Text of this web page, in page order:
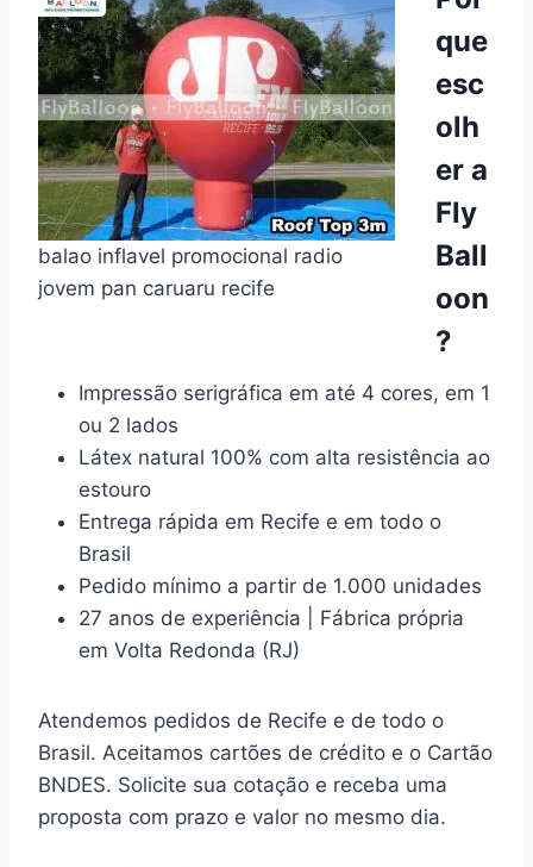
balao inflavel promocional radio
jovem pan caruaru recife
que
esc
olh
er a
Fly
Ball
oon
?
Impressão serigráfica em até 4 cores, em 1
ou 2 lados
Látex natural 100% com alta resistência ao
estouro
Entrega rápida em Recife e em todo o
Brasil
Pedido mínimo a partir de 1.000 unidades
27 anos de experiência | Fábrica própria
em Volta Redonda (RJ)
Atendemos pedidos de Recife e de todo o
Brasil. Aceitamos cartões de crédito e o Cartão
BNDES. Solicite sua cotação e receba uma
proposta com prazo e valor no mesmo dia.